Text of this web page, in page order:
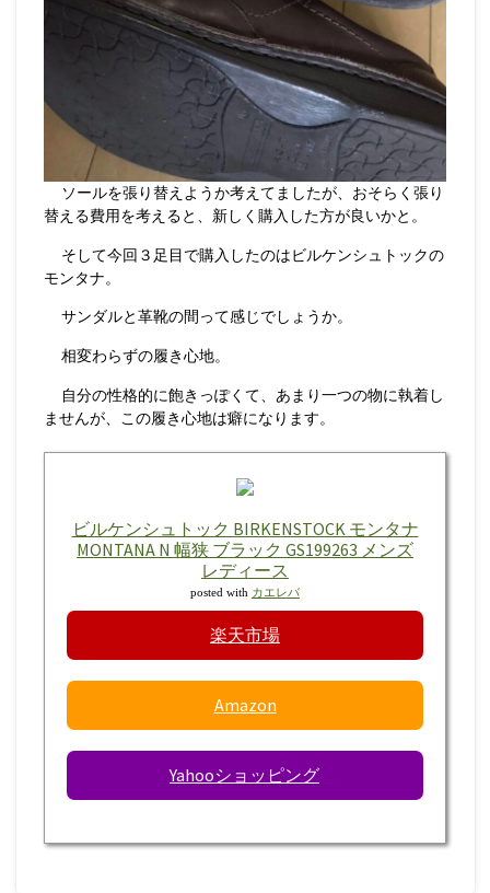
ソールを張り替えようか考えてましたが、おそらく張り
替える費用を考えると、新しく購入した方が良いかと。
そして今回３足目で購入したのはビルケンシュトックの
モンタナ。
サンダルと革靴の間って感じでしょうか。
相変わらずの履き心地。
自分の性格的に飽きっぽくて、あまり一つの物に執着し
ませんが、この履き心地は癖になります。
ビルケンシュトック BIRKENSTOCK モンタナ
MONTANA N 幅狭 ブラック GS199263 メンズ
レディース
posted with カエレバ
楽天市場
Amazon
Yahooショッピング